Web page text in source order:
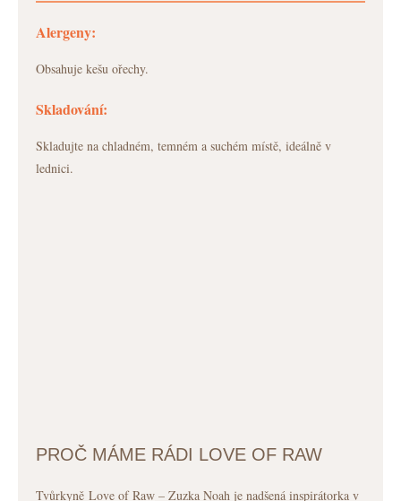
Alergeny:
Obsahuje kešu ořechy.
Skladování:
Skladujte na chladném, temném a suchém místě, ideálně v
lednici.
PROČ MÁME RÁDI LOVE OF RAW
Tvůrkyně Love of Raw – Zuzka Noah je nadšená inspirátorka v